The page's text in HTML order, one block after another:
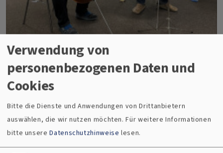
Von Außerirdischen und BeGEISTerter
Leitung
Verwendung von
personenbezogenen Daten und
Cookies
Bitte die Dienste und Anwendungen von Drittanbietern
auswählen, die wir nutzen möchten.Für weitere Informationen
bitte unsereDatenschutzhinweise lesen.